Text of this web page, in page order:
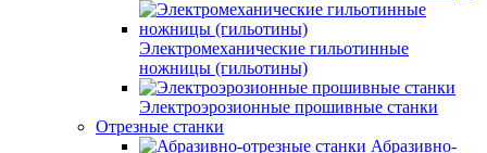
Электромеханические гильотинные
ножницы (гильотины)
Электроэрозионные прошивные станки
Отрезные станки
Абразивно-